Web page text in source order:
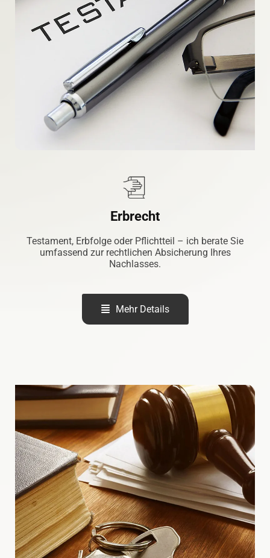
Erbrecht
Testament, Erbfolge oder Pflichtteil – ich berate Sie
umfassend zur rechtlichen Absicherung Ihres
Nachlasses.
Mehr Details